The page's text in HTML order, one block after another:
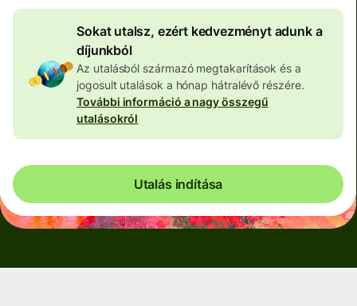
Sokat utalsz, ezért kedvezményt adunk a
díjunkból
Az utalásból származó megtakarítások és a
jogosult utalások a hónap hátralévő részére.
További információ a nagy összegű
utalásokról
Utalás indítása